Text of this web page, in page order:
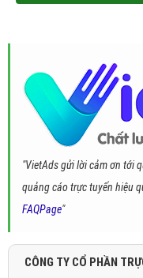
"VietAds gửi lời cảm ơn tới
quảng cáo trực tuyến hiệu
FAQPage"
CÔNG TY CỔ PHẦN